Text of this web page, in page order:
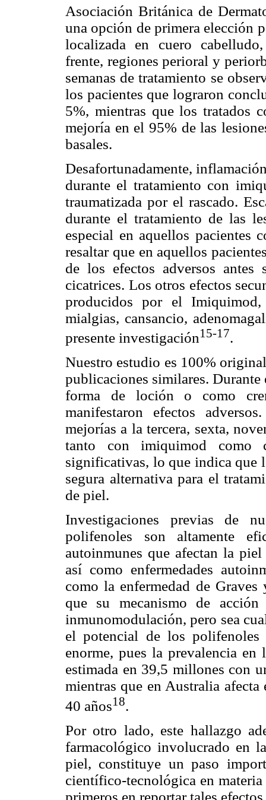
Asociación Británica de
una opción de primera elección
localizada en cuero
frente, regiones perioral y
semanas de tratamiento se
los pacientes que lograron
5%, mientras que los tratados
mejoría en el 95% de las
basales.
Desafortunadamente,
durante el tratamiento con
traumatizada por el rascado.
durante el tratamiento de las
especial en aquellos pacientes
resaltar que en aquellos
de los efectos adversos
cicatrices. Los otros efectos
producidos por el
mialgias, cansancio,
presente investigación15-17.
Nuestro estudio es 100%
publicaciones similares.
forma de loción o como
manifestaron efectos
mejorías a la tercera, sexta,
tanto con imiquimod como
significativas, lo que indica que
segura alternativa para el
de piel.
Investigaciones previas de
polifenoles son altamente
autoinmunes que afectan la
así como enfermedades
como la enfermedad de
que su mecanismo de
inmunomodulación, pero sea
el potencial de los
enorme, pues la prevalencia
estimada en 39,5 millones con
mientras que en Australia
40 años18.
Por otro lado, este hallazgo
farmacológico involucrado en
piel, constituye un paso
científico-tecnológica en materia
primeros en reportar tales